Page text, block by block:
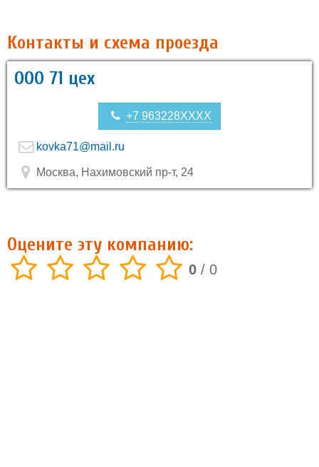
Контакты и схема проезда
ООО 71 цех
+7 963228XXXX
kovka71@mail.ru
Москва, Нахимовский пр-т, 24
Оцените эту компанию:
0 / 0